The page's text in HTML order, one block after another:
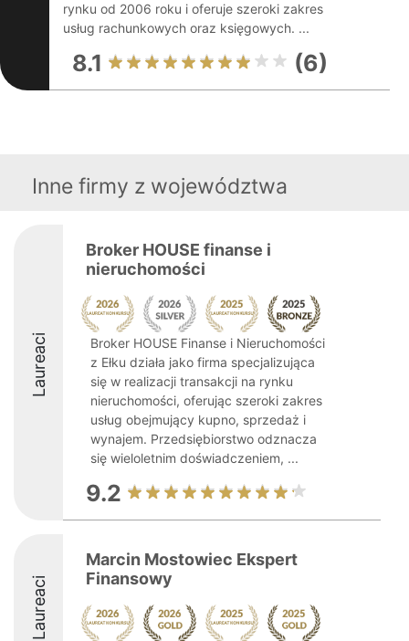
rynku od 2006 roku i oferuje szeroki zakres
usług rachunkowych oraz księgowych. ...
8.1 (6)
Inne firmy z województwa
Laureaci
Broker HOUSE finanse i
nieruchomości
Broker HOUSE Finanse i Nieruchomości
z Ełku działa jako firma specjalizująca
się w realizacji transakcji na rynku
nieruchomości, oferując szeroki zakres
usług obejmujący kupno, sprzedaż i
wynajem. Przedsiębiorstwo odznacza
się wieloletnim doświadczeniem, ...
9.2
Laureaci
Marcin Mostowiec Ekspert
Finansowy